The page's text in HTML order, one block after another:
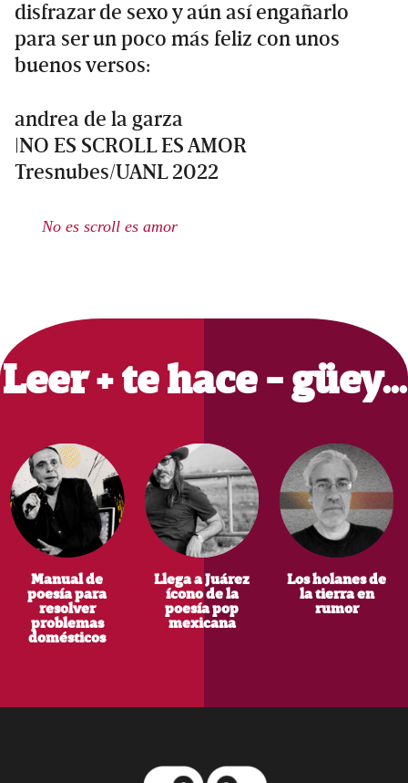
disfrazar de sexo y aún así engañarlo
para ser un poco más feliz con unos
buenos versos:
andrea de la garza
|NO ES SCROLL ES AMOR
Tresnubes/UANL 2022
No es scroll es amor
Primary
Sidebar
Leer + te hace - güey…
Manual de
poesía para
resolver
problemas
domésticos
Llega a Juárez
ícono de la
poesía pop
mexicana
Los holanes de
la tierra en
rumor